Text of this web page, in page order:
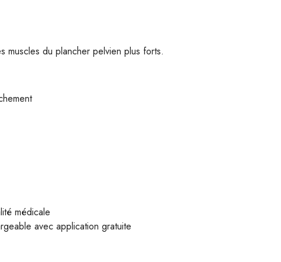
muscles du plancher pelvien plus forts.
médicale
avec application gratuite